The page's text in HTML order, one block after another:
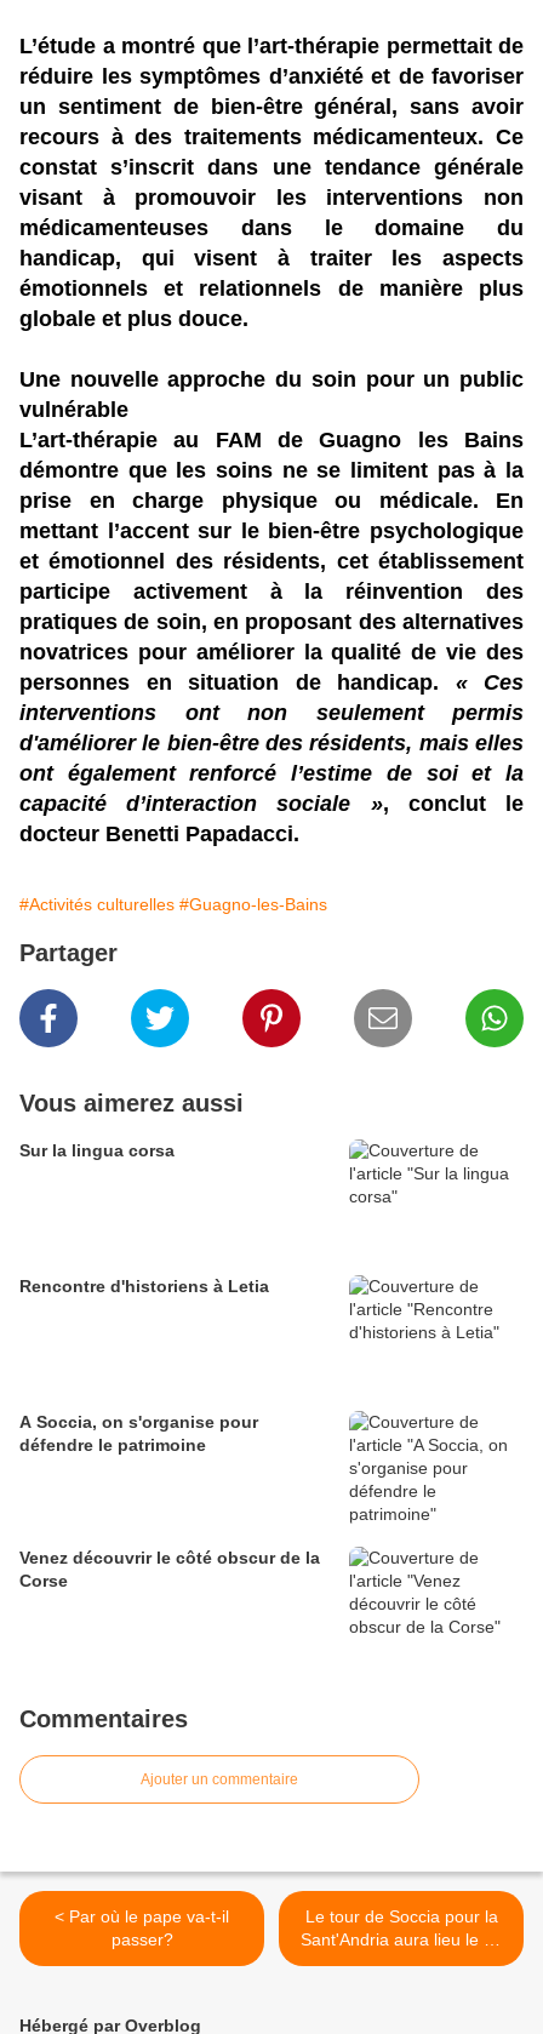
L’étude a montré que l’art-thérapie permettait de
réduire les symptômes d’anxiété et de favoriser
un sentiment de bien-être général, sans avoir
recours à des traitements médicamenteux. Ce
constat s’inscrit dans une tendance générale
visant à promouvoir les interventions non
médicamenteuses dans le domaine du
handicap, qui visent à traiter les aspects
émotionnels et relationnels de manière plus
globale et plus douce.
Une nouvelle approche du soin pour un public
vulnérable
L’art-thérapie au FAM de Guagno les Bains
démontre que les soins ne se limitent pas à la
prise en charge physique ou médicale. En
mettant l’accent sur le bien-être psychologique
et émotionnel des résidents, cet établissement
participe activement à la réinvention des
pratiques de soin, en proposant des alternatives
novatrices pour améliorer la qualité de vie des
personnes en situation de handicap. « Ces
interventions ont non seulement permis
d'améliorer le bien-être des résidents, mais elles
ont également renforcé l’estime de soi et la
capacité d’interaction sociale », conclut le
docteur Benetti Papadacci.
#Activités culturelles #Guagno-les-Bains
Partager
Vous aimerez aussi
Sur la lingua corsa
Rencontre d'historiens à Letia
A Soccia, on s'organise pour
défendre le patrimoine
Venez découvrir le côté obscur de la
Corse
Commentaires
Ajouter un commentaire
< Par où le pape va-t-il
passer?
Le tour de Soccia pour la
Sant'Andria aura lieu le 30
novembre >
Hébergé par Overblog